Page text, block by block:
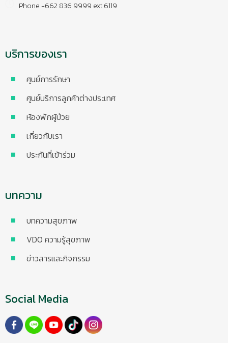
Phone +662 836 9999 ext 6119
บริการของเรา
ศูนย์การรักษา
ศูนย์บริการลูกค้าต่างประเทศ
ห้องพักผู้ป่วย
เกี่ยวกับเรา
ประกันที่เข้าร่วม
บทความ
บทความสุขภาพ
VDO ความรู้สุขภาพ
ข่าวสารและกิจกรรม
Social Media